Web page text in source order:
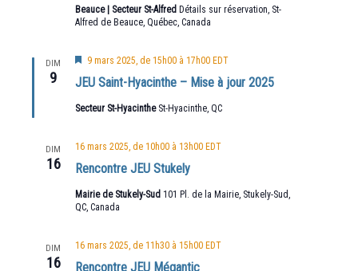
Beauce | Secteur St-Alfred Détails sur réservation, St-
Alfred de Beauce, Québec, Canada
DIM
9 JEU Saint-Hyacinthe – Mise à jour 2025
Mis
avant
9 mars 2025, de 15h00à 17h00 EDT
Secteur St-Hyacinthe St-Hyacinthe, QC
DIM
16 Rencontre JEU Stukely
16 mars 2025, de 10h00à 13h00 EDT
Mairie de Stukely-Sud 101 Pl. de la Mairie, Stukely-Sud,
QC, Canada
DIM
16 Rencontre JEU Mégantic
16 mars 2025, de 11h30à 15h00 EDT